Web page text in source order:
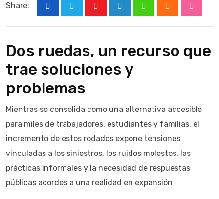
Share:
Dos ruedas, un recurso que
trae soluciones y
problemas
Mientras se consolida como una alternativa accesible
para miles de trabajadores, estudiantes y familias, el
incremento de estos rodados expone tensiones
vinculadas a los siniestros, los ruidos molestos, las
prácticas informales y la necesidad de respuestas
públicas acordes a una realidad en expansión